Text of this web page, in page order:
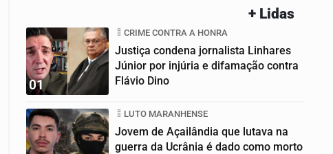
+ Lidas
01
CRIME CONTRA A HONRA
Justiça condena jornalista Linhares
Júnior por injúria e difamação contra
Flávio Dino
LUTO MARANHENSE
Jovem de Açailândia que lutava na
guerra da Ucrânia é dado como morto